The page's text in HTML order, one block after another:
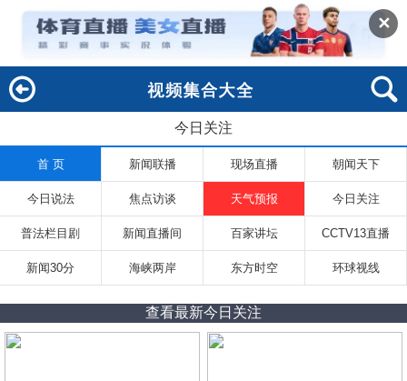
✕
今日关注
首 页 新闻联播 现场直播 朝闻天下
今日说法 焦点访谈 天气预报 今日关注
普法栏目剧 新闻直播间 百家讲坛 CCTV13直播
新闻30分 海峡两岸 东方时空 环球视线
查看最新今日关注